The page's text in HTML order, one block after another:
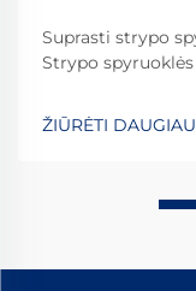
Suprasti strypo
Strypo
pasaulyje
užtikrina, kad
ŽIŪRĖTI DAUGIAU